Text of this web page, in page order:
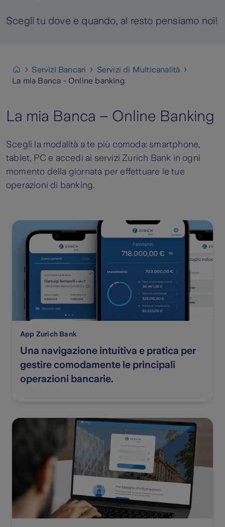
Scegli tu dove e quando, al resto pensiamo noi!
Servizi Bancari
Servizi di Multicanalità
La mia Banca - Online banking
La mia Banca – Online Banking
Scegli la modalità a te più comoda: smartphone,
tablet, PC e accedi ai servizi Zurich Bank in ogni
momento della giornata per effettuare le tue
operazioni di banking.
App Zurich Bank
Una navigazione intuitiva e pratica per
gestire comodamente le principali
operazioni bancarie.